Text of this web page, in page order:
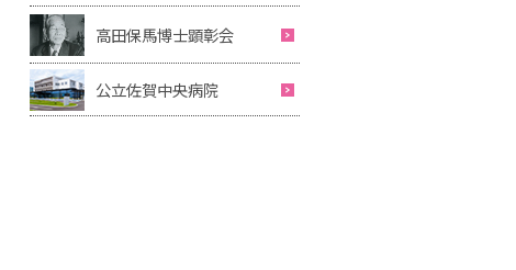
高田保馬博士顕彰会
公立佐賀中央病院